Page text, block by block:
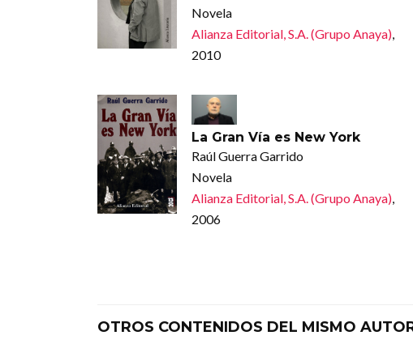
Novela
Alianza Editorial, S.A. (Grupo Anaya),
2010
La Gran Vía es New York
Raúl Guerra Garrido
Novela
Alianza Editorial, S.A. (Grupo Anaya),
2006
OTROS CONTENIDOS DEL MISMO